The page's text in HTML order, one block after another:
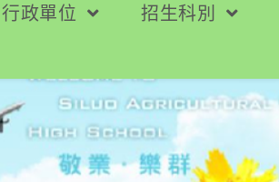
行政單位 招生科別